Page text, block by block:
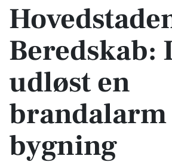
Beredskab:
udløst en
brandalarm
bygning